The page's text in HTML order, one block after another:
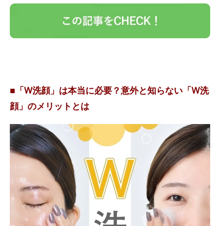
■「W洗顔」は本当に必要？意外と知らない「W洗
顔」のメリットとは